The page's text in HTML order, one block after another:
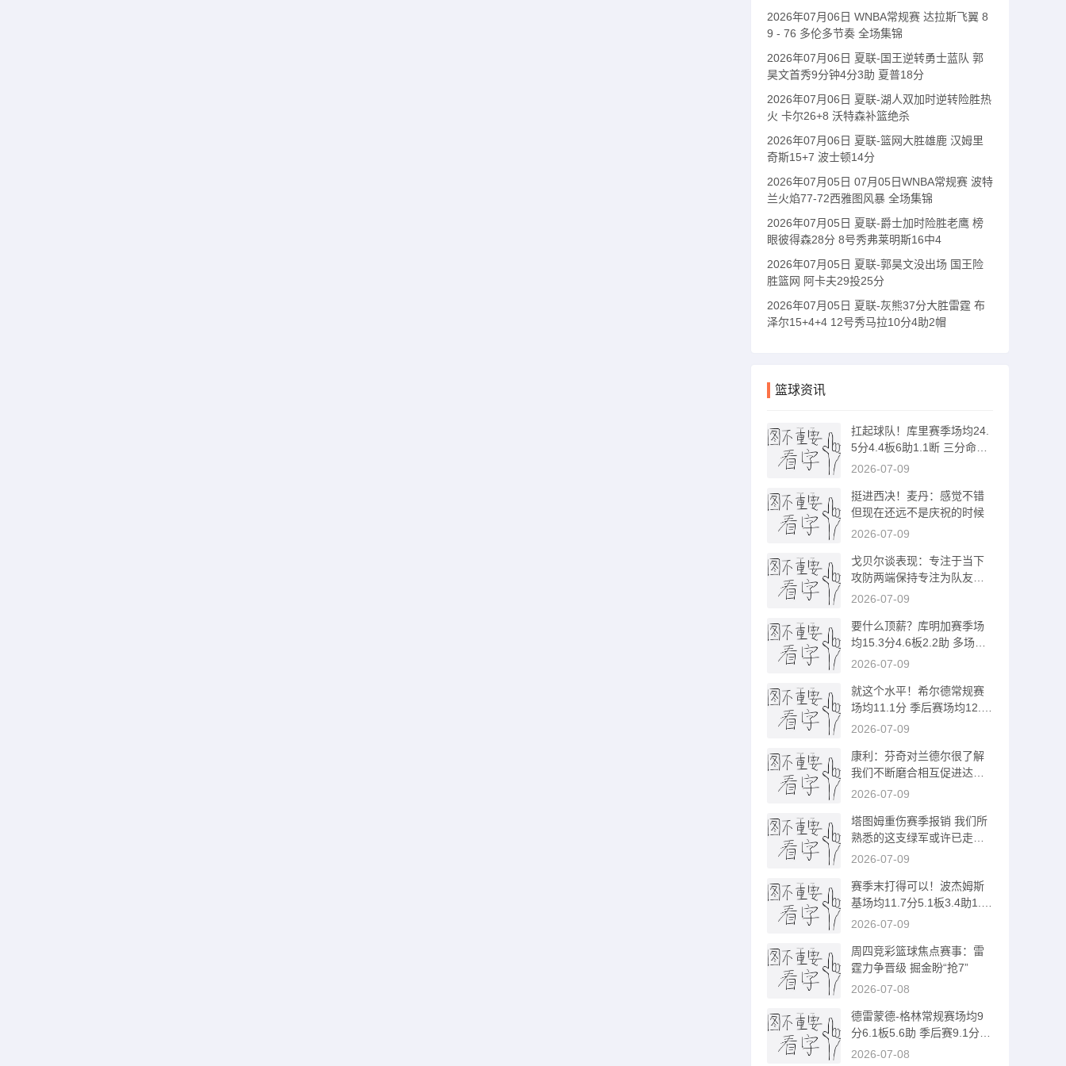
2026年07月06日 WNBA常规赛 达拉斯飞翼 8
9 - 76 多伦多节奏 全场集锦
2026年07月06日 夏联-国王逆转勇士蓝队 郭
昊文首秀9分钟4分3助 夏普18分
2026年07月06日 夏联-湖人双加时逆转险胜热
火 卡尔26+8 沃特森补篮绝杀
2026年07月06日 夏联-篮网大胜雄鹿 汉姆里
奇斯15+7 波士顿14分
2026年07月05日 07月05日WNBA常规赛 波特
兰火焰77-72西雅图风暴 全场集锦
2026年07月05日 夏联-爵士加时险胜老鹰 榜
眼彼得森28分 8号秀弗莱明斯16中4
2026年07月05日 夏联-郭昊文没出场 国王险
胜篮网 阿卡夫29投25分
2026年07月05日 夏联-灰熊37分大胜雷霆 布
泽尔15+4+4 12号秀马拉10分4助2帽
篮球资讯
扛起球队！库里赛季场均24.
5分4.4板6助1.1断 三分命中
率39.7%
2026-07-09
挺进西决！麦丹：感觉不错
但现在还远不是庆祝的时候
2026-07-09
戈贝尔谈表现：专注于当下
攻防两端保持专注为队友奠
定基调
2026-07-09
要什么顶薪？库明加赛季场
均15.3分4.6板2.2助 多场比
赛被DNP
2026-07-09
就这个水平！希尔德常规赛
场均11.1分 季后赛场均12.5
分
2026-07-09
康利：芬奇对兰德尔很了解
我们不断磨合相互促进达到
今天位置
2026-07-09
塔图姆重伤赛季报销 我们所
熟悉的这支绿军或许已走到
尽头
2026-07-09
赛季末打得可以！波杰姆斯
基场均11.7分5.1板3.4助1.1
断
2026-07-09
周四竞彩篮球焦点赛事：雷
霆力争晋级 掘金盼“抢7”
2026-07-08
德雷蒙德-格林常规赛场均9
分6.1板5.6助 季后赛9.1分5.
5板3.8助
2026-07-08